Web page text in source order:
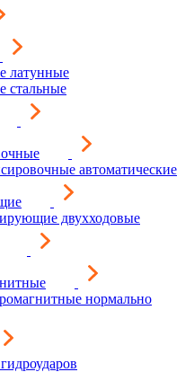
латунные
стальные
автоматические
двухходовые
нормально